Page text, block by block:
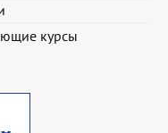
курсы